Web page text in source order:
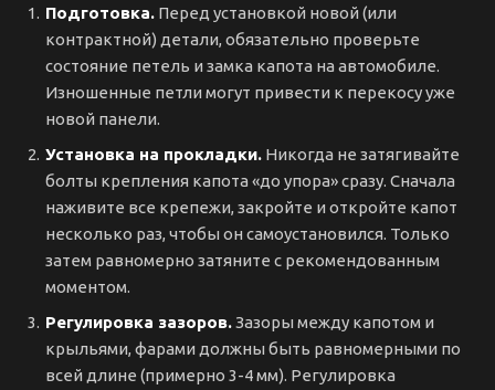
Подготовка. Перед установкой новой (или
контрактной) детали, обязательно проверьте
состояние петель и замка капота на автомобиле.
Изношенные петли могут привести к перекосу уже
новой панели.
Установка на прокладки. Никогда не затягивайте
болты крепления капота «до упора» сразу. Сначала
наживите все крепежи, закройте и откройте капот
несколько раз, чтобы он самоустановился. Только
затем равномерно затяните с рекомендованным
моментом.
Регулировка зазоров.Зазоры между капотом и
крыльями, фарами должны быть равномерными по
всей длине (примерно 3-4 мм). Регулировка